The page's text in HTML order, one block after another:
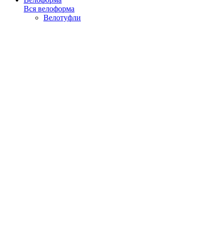
Вся велоформа
Велотуфли